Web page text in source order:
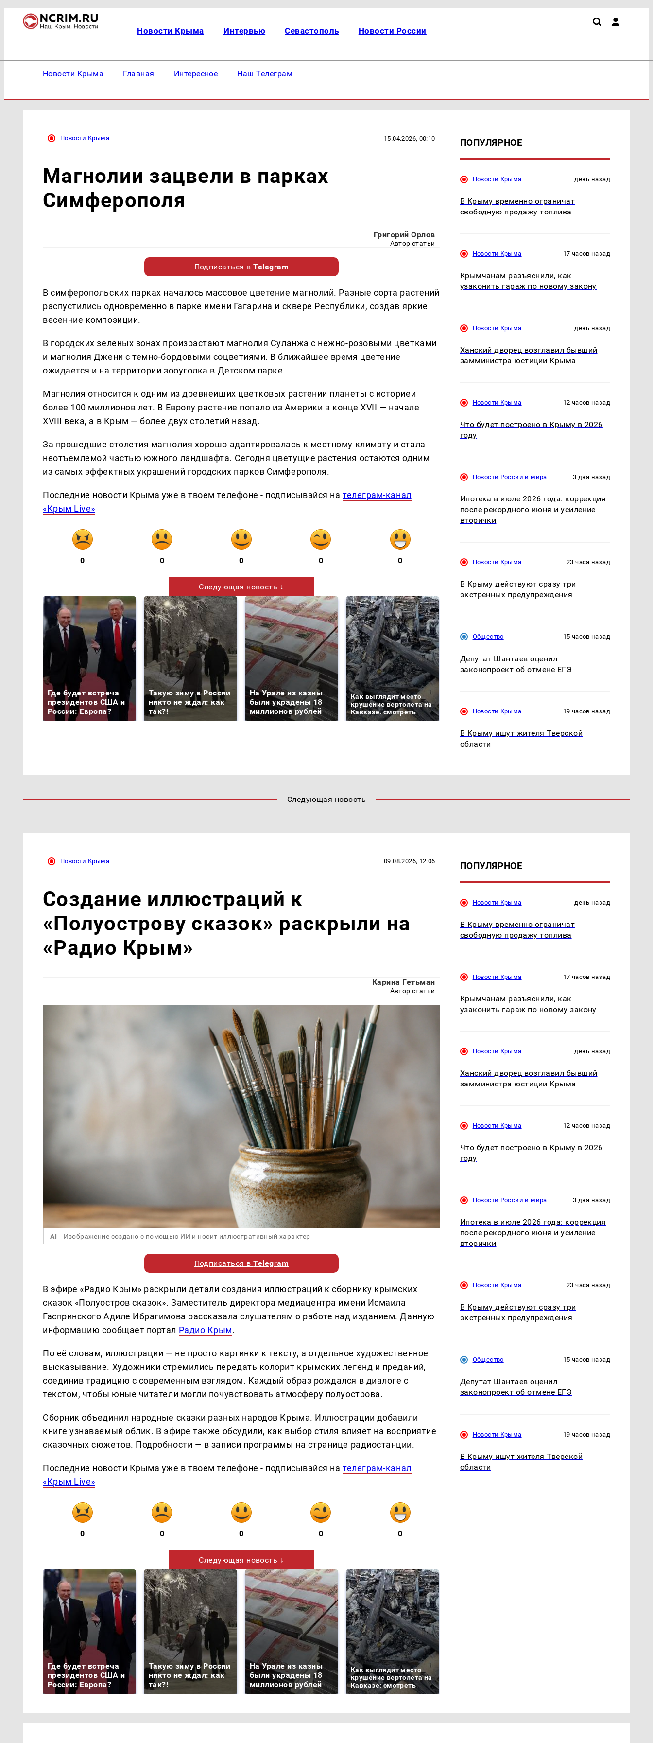
Новости Крыма Интервью Севастополь Новости России
Новости Крыма Главная Интересное Наш Телеграм
Новости Крыма 15.04.2026, 00:10
Магнолии зацвели в парках
Симферополя
Григорий Орлов
Автор статьи
Подписаться вTelegram
В симферопольских парках началось массовое цветение магнолий. Разные сорта растений
распустились одновременно в парке имени Гагарина и сквере Республики, создав яркие
весенние композиции.
В городских зеленых зонах произрастают магнолия Суланжа с нежно-розовыми цветками
и магнолия Джени с темно-бордовыми соцветиями. В ближайшее время цветение
ожидается и на территории зооуголка в Детском парке.
Магнолия относится к одним из древнейших цветковых растений планеты с историей
более 100 миллионов лет. В Европу растение попало из Америки в конце XVII — начале
XVIII века, а в Крым — более двух столетий назад.
За прошедшие столетия магнолия хорошо адаптировалась к местному климату и стала
неотъемлемой частью южного ландшафта. Сегодня цветущие растения остаются одним
из самых эффектных украшений городских парков Симферополя.
Последние новости Крыма уже в твоем телефоне - подписывайся нателеграм-канал
«Крым Live»
0 0 0 0 0
Следующая новость ↓
Где будет встреча
президентов США и
России: Европа?
Такую зиму в России
никто не ждал: как
так?!
На Урале из казны
были украдены 18
миллионов рублей
Как выглядит место
крушение вертолета на
Кавказе: смотреть
магазина: список
криптомиллионера
ПОПУЛЯРНОЕ
Новости Крыма день назад
В Крыму временно ограничат
свободную продажу топлива
Новости Крыма 17 часов назад
Крымчанам разъяснили, как
узаконить гараж по новому закону
Новости Крыма день назад
Ханский дворец возглавил бывший
замминистра юстиции Крыма
Новости Крыма 12 часов назад
Что будет построено в Крыму в 2026
году
Новости России и мира 3 дня назад
Ипотека в июле 2026 года: коррекция
после рекордного июня и усиление
вторички
Новости Крыма 23 часа назад
В Крыму действуют сразу три
экстренных предупреждения
Общество 15 часов назад
Депутат Шантаев оценил
законопроект об отмене ЕГЭ
Новости Крыма 19 часов назад
В Крыму ищут жителя Тверской
области
Следующая новость
Новости Крыма 09.08.2026, 12:06
Создание иллюстраций к
«Полуострову сказок» раскрыли на
«Радио Крым»
Карина Гетьман
Автор статьи
AI Изображение создано с помощью ИИ и носит иллюстративный характер
Подписаться вTelegram
В эфире «Радио Крым» раскрыли детали создания иллюстраций к сборнику крымских
сказок «Полуостров сказок». Заместитель директора медиацентра имени Исмаила
Гаспринского Адиле Ибрагимова рассказала слушателям о работе над изданием. Данную
информацию сообщает портал Радио Крым.
По её словам, иллюстрации — не просто картинки к тексту, а отдельное художественное
высказывание. Художники стремились передать колорит крымских легенд и преданий,
соединив традицию с современным взглядом. Каждый образ рождался в диалоге с
текстом, чтобы юные читатели могли почувствовать атмосферу полуострова.
Сборник объединил народные сказки разных народов Крыма. Иллюстрации добавили
книге узнаваемый облик. В эфире также обсудили, как выбор стиля влияет на восприятие
сказочных сюжетов. Подробности — в записи программы на странице радиостанции.
Последние новости Крыма уже в твоем телефоне - подписывайся нателеграм-канал
«Крым Live»
0 0 0 0 0
Следующая новость ↓
Где будет встреча
президентов США и
России: Европа?
Такую зиму в России
никто не ждал: как
так?!
На Урале из казны
были украдены 18
миллионов рублей
Как выглядит место
крушение вертолета на
Кавказе: смотреть
ПОПУЛЯРНОЕ
Новости Крыма день назад
В Крыму временно ограничат
свободную продажу топлива
Новости Крыма 17 часов назад
Крымчанам разъяснили, как
узаконить гараж по новому закону
Новости Крыма день назад
Ханский дворец возглавил бывший
замминистра юстиции Крыма
Новости Крыма 12 часов назад
Что будет построено в Крыму в 2026
году
Новости России и мира 3 дня назад
Ипотека в июле 2026 года: коррекция
после рекордного июня и усиление
вторички
Новости Крыма 23 часа назад
В Крыму действуют сразу три
экстренных предупреждения
Общество 15 часов назад
Депутат Шантаев оценил
законопроект об отмене ЕГЭ
Новости Крыма 19 часов назад
В Крыму ищут жителя Тверской
области